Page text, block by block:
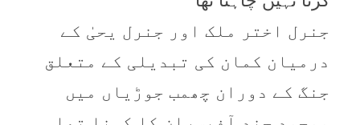
جنرل اختر ملک اور جنرل یحیٰ کے
درمیان کمان کی تبدیلی کے متعلق
جنگ کے دوران چھمب جوڑیاں میں